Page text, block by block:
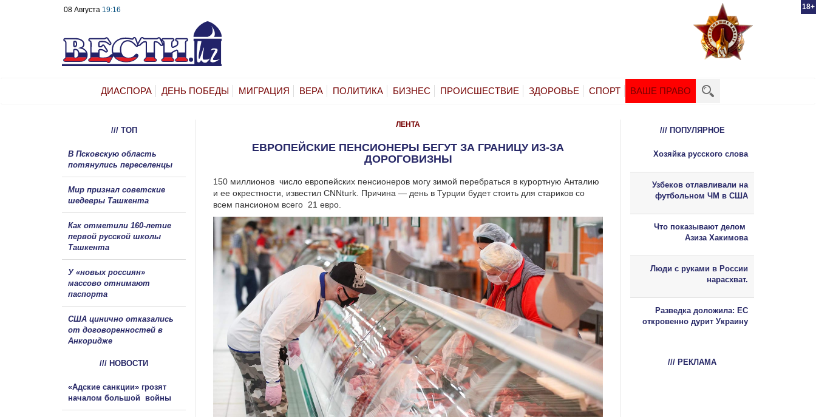
18+
08 Августа 19:16
ДИАСПОРА ДЕНЬ ПОБЕДЫ МИГРАЦИЯ ВЕРА ПОЛИТИКА БИЗНЕС ПРОИСШЕСТВИЕ ЗДОРОВЬЕ СПОРТ ВАШЕ ПРАВО
ЛЕНТА
ЕВРОПЕЙСКИЕ ПЕНСИОНЕРЫ БЕГУТ ЗА ГРАНИЦУ ИЗ-ЗА
ДОРОГОВИЗНЫ
150 миллионов число европейских пенсионеров могу зимой перебраться в курортную Анталию
и ее окрестности, известил CNNturk. Причина — день в Турции будет стоить для стариков со
всем пансионом всего 21 евро.
/// ТОП
В Псковскую область
потянулись переселенцы
Мир признал советские
шедевры Ташкента
Как отметили 160-летие
первой русской школы
Ташкента
У «новых россиян»
массово отнимают
паспорта
США цинично отказались
от договоренностей в
Анкоридже
/// НОВОСТИ
«Адские санкции» грозят
началом большой войны
/// ПОПУЛЯРНОЕ
Хозяйка русского слова
Узбеков отлавливали на
футбольном ЧМ в США
Что показывают делом
Азиза Хакимова
Люди с руками в России
нарасхват.
Разведка доложила: ЕС
откровенно дурит Украину
/// РЕКЛАМА